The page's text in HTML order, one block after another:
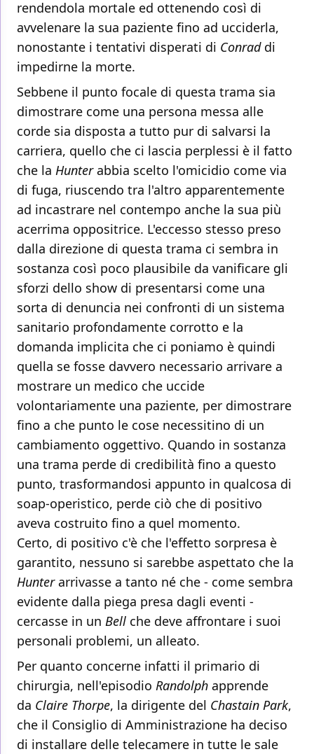
rendendola mortale ed ottenendo così di
avvelenare la sua paziente fino ad ucciderla,
nonostante i tentativi disperati di Conraddi
impedirne la morte.
Sebbene il punto focale di questa trama sia
dimostrare come una persona messa alle
corde sia disposta a tutto pur di salvarsi la
carriera, quello che ci lascia perplessi è il fatto
che la Hunterabbia scelto l'omicidio come via
di fuga, riuscendo tra l'altro apparentemente
ad incastrare nel contempo anche la sua più
acerrima oppositrice. L'eccesso stesso preso
dalla direzione di questa trama ci sembra in
sostanza così poco plausibile da vanificare gli
sforzi dello show di presentarsi come una
sorta di denuncia nei confronti di un sistema
sanitario profondamente corrotto e la
domanda implicita che ci poniamo è quindi
quella se fosse davvero necessario arrivare a
mostrare un medico che uccide
volontariamente una paziente, per dimostrare
fino a che punto le cose necessitino di un
cambiamento oggettivo. Quando in sostanza
una trama perde di credibilità fino a questo
punto, trasformandosi appunto in qualcosa di
soap-operistico, perde ciò che di positivo
aveva costruito fino a quel momento.
Certo, di positivo c'è che l'effetto sorpresa è
garantito, nessuno si sarebbe aspettato che la
Hunterarrivasse a tanto né che - come sembra
evidente dalla piega presa dagli eventi -
cercasse in un Bell che deve affrontare i suoi
personali problemi, un alleato.
Per quanto concerne infatti il primario di
chirurgia, nell'episodio Randolph apprende
da Claire Thorpe, la dirigente del Chastain Park,
che il Consiglio di Amministrazione ha deciso
di installare delle telecamere in tutte le sale